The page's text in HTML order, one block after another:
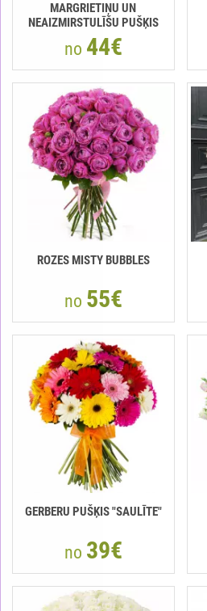
MARGRIETIŅU UN
NEAIZMIRSTULĪŠU PUŠĶIS
no 44€
ROZES MISTY BUBBLES
no 55€
GERBERU PUŠĶIS "SAULĪTE"
no 39€